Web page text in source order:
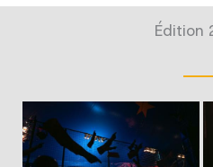
Édition